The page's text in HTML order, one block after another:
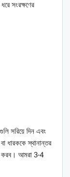
সংরক্ষণের
সরিয়ে দিন এবং
ধারককে স্থানান্তর
করব। আমরা 3-4